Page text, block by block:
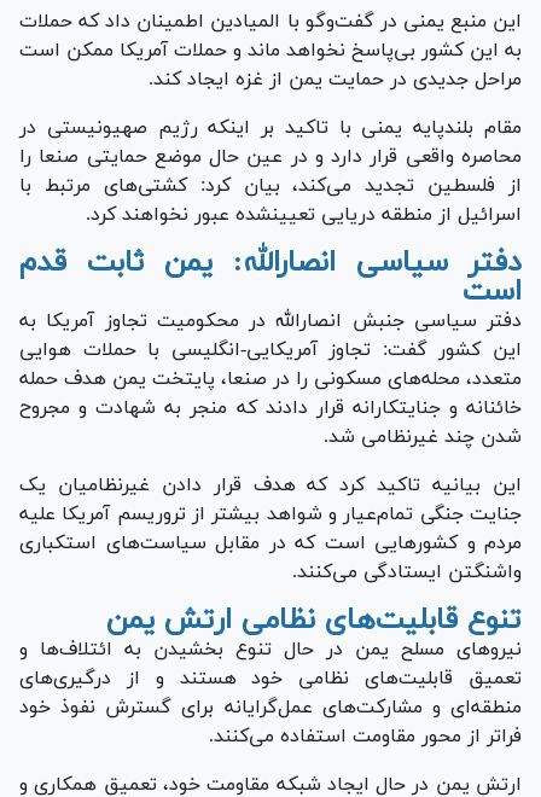
این منبع یمنی در گفت‌و‌گو با المیادین اطمینان داد که حملات
به این کشور بی‌پاسخ نخواهد ماند و حملات آمریکا ممکن است
مراحل جدیدی در حمایت یمن از غزه ایجاد کند.
مقام بلندپایه یمنی با تاکید بر اینکه رژیم صهیونیستی در
محاصره واقعی قرار دارد و در عین حال موضع حمایتی صنعا را
از فلسطین تجدید می‌کند، بیان کرد: کشتی‌های مرتبط با
اسرائیل از منطقه دریایی تعیین‎شده عبور نخواهند کرد.
دفتر سیاسی انصارالله: یمن ثابت قدم
است
دفتر سیاسی جنبش انصارالله در محکومیت تجاوز آمریکا به
این کشور گفت: تجاوز آمریکایی-انگلیسی با حملات هوایی
متعدد، محله‌های مسکونی را در صنعا، پایتخت یمن هدف حمله
خائنانه و جنایتکارانه قرار دادند که منجر به شهادت و مجروح
شدن چند غیرنظامی شد.
این بیانیه تاکید کرد که هدف قرار دادن غیرنظامیان یک
جنایت جنگی تمام‌عیار و شواهد بیشتر از تروریسم آمریکا علیه
مردم و کشور‌هایی است که در مقابل سیاست‌های استکباری
واشنگتن ایستادگی می‌کنند.
تنوع قابلیت‌های نظامی ارتش یمن
نیرو‌های مسلح یمن در حال تنوع بخشیدن به ائتلاف‌ها و
تعمیق قابلیت‌های نظامی خود هستند و از درگیری‌های
منطقه‌ای و مشارکت‌های عمل‌گرایانه برای گسترش نفوذ خود
فراتر از محور مقاومت استفاده می‌کنند.
ارتش یمن در حال ایجاد شبکه مقاومت خود، تعمیق همکاری و